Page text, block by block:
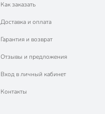
Как заказать
Доставка и оплата
Гарантия и возврат
Отзывы и предложения
Вход в личный кабинет
Контакты